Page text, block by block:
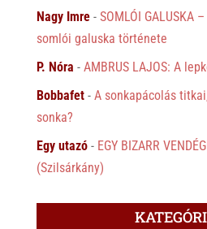
Nagy Imre- SOMLÓI GALUSKA
somlói galuska története
P. Nóra - AMBRUS LAJOS: A
Bobbafet- A sonkapácolás
sonka?
Egy utazó- EGY BIZARR
(Szilsárkány)